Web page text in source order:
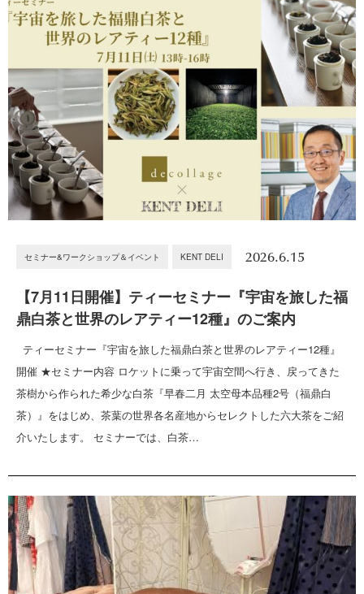
セミナー&ワークショップ＆イベント KENT DELI 2026.6.15
【7月11日開催】ティーセミナー『宇宙を旅した福
鼎白茶と世界のレアティー12種』のご案内
ティーセミナー『宇宙を旅した福鼎白茶と世界のレアティー12種』
開催 ★セミナー内容 ロケットに乗って宇宙空間へ行き、戻ってきた
茶樹から作られた希少な白茶『早春二月 太空母本品種2号（福鼎白
茶）』をはじめ、茶葉の世界各名産地からセレクトした六大茶をご紹
介いたします。 セミナーでは、白茶…